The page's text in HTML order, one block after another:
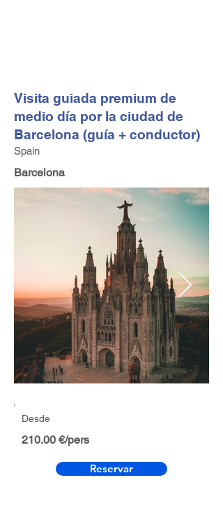
Visita guiada premium de
medio día por la ciudad de
Barcelona (guía + conductor)
Spain
Barcelona
Desde
210.00 €/pers
Reservar